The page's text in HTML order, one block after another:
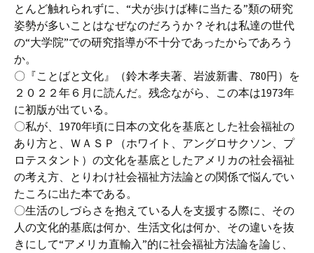
とんど触れられずに、“犬が歩けば棒に当たる”類の研究
姿勢が多いことはなぜなのだろうか？それは私達の世代
の“大学院”での研究指導が不十分であったからであろう
か。
〇『ことばと文化』（鈴木孝夫著、岩波新書、780円）を
２０２２年６月に読んだ。残念ながら、この本は1973年
に初版が出ている。
〇私が、1970年頃に日本の文化を基底とした社会福祉の
あり方と、ＷＡＳＰ（ホワイト、アングロサクソン、プ
ロテスタント）の文化を基底としたアメリカの社会福祉
の考え方、とりわけ社会福祉方法論との関係で悩んでい
たころに出た本である。
〇生活のしづらさを抱えている人を支援する際に、その
人の文化的基底は何か、生活文化は何か、その違いを抜
きにして“アメリカ直輸入”的に社会福祉方法論を論じ、